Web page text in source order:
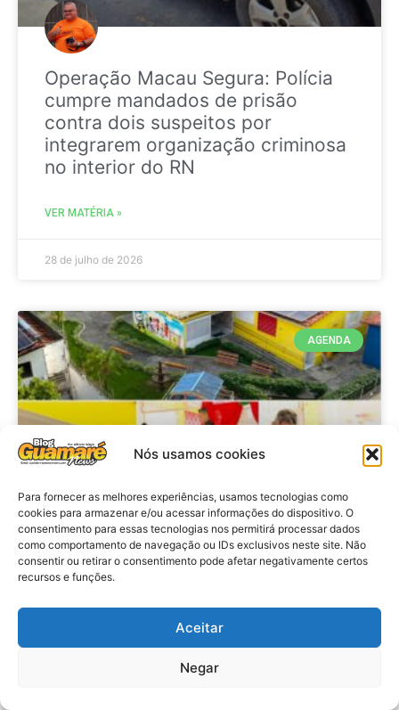
Nós usamos cookies
Para fornecer as melhores experiências, usamos tecnologias como
cookies para armazenar e/ou acessar informações do dispositivo. O
consentimento para essas tecnologias nos permitirá processar dados
como comportamento de navegação ou IDs exclusivos neste site. Não
consentir ou retirar o consentimento pode afetar negativamente certos
recursos e funções.
Aceitar
Negar
Operação Macau Segura: Polícia
cumpre mandados de prisão
contra dois suspeitos por
integrarem organização criminosa
no interior do RN
VER MATÉRIA »
28 de julho de 2026
AGENDA
Agenda: 10ª Mostra Pedagógica
da Casa Durval Paiva acontecerá
nesta quarta-feira (29)